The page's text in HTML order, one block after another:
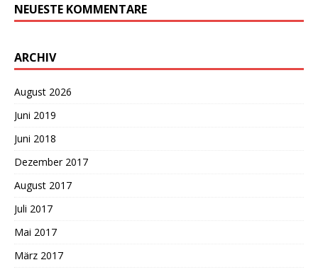
NEUESTE KOMMENTARE
ARCHIV
August 2026
Juni 2019
Juni 2018
Dezember 2017
August 2017
Juli 2017
Mai 2017
März 2017